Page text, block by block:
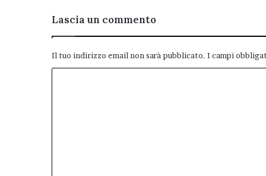
Lascia un commento
Il tuo indirizzo email non sarà pubblicato. I campi